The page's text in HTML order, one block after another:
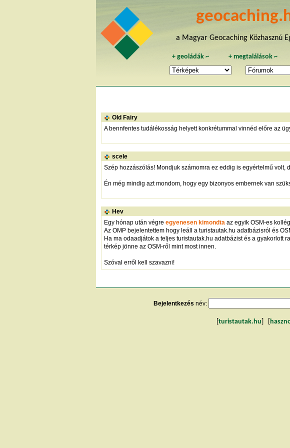
a Magyar Geocaching Közhasznú
+geoládák ~ + megtalálások~
Old Fairy
A bennfentes tudálékosság helyett konkrétummal vinnéd előre az
scele
Szép hozzászólás! Mondjuk számomra ez eddig is egyértelmű volt,
Én még mindig azt mondom, hogy egy bizonyos embernek van
Hev
Egy hónap után végre egyenesen kimondta az egyik OSM-es
Az OMP bejelentettem hogy leáll a turistautak.hu adatbázisról és
Ha ma odaadjátok a teljes turistautak.hu adatbázist és a gyakorlott
térkép jönne az OSM-ről mint most innen.
Szóval erről kell szavazni!
Bejelentkezés név:
turistautak.hu